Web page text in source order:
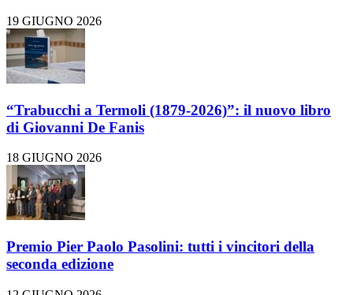
19 GIUGNO 2026
“Trabucchi a Termoli (1879-2026)”: il nuovo libro
di Giovanni De Fanis
18 GIUGNO 2026
Premio Pier Paolo Pasolini: tutti i vincitori della
seconda edizione